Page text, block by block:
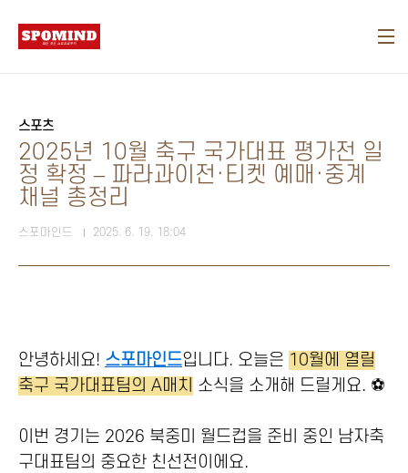
스포츠
2025년 10월 축구 국가대표 평가전 일
정 확정 – 파라과이전·티켓 예매·중계
채널 총정리
스포마인드 2025. 6. 19. 18:04
안녕하세요! 스포마인드입니다. 오늘은 10월에 열릴
축구 국가대표팀의 A매치 소식을 소개해 드릴게요. ⚽
이번 경기는 2026 북중미 월드컵을 준비 중인 남자축
구대표팀의 중요한 친선전이에요.